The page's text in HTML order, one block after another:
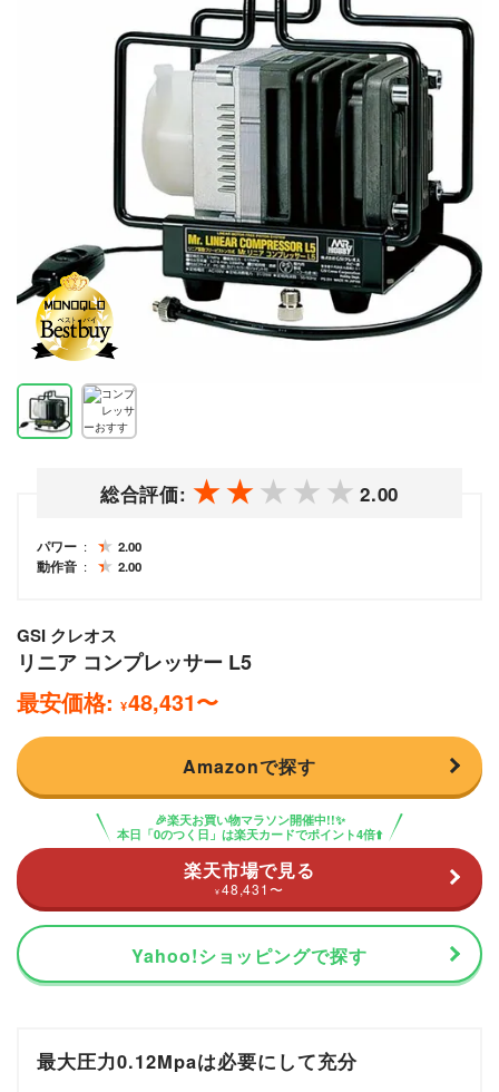
総合評価: 2.00
パワー
2.00
動作音
2.00
GSI クレオス
リニア コンプレッサー L5
最安価格: ¥48,431〜
Amazonで探す
🎉楽天お買い物マラソン開催中!!✨
本日「0のつく日」は楽天カードでポイント4倍⬆️
楽天市場で見る
¥ 48,431〜
Yahoo!ショッピングで探す
最大圧力0.12Mpaは必要にして充分